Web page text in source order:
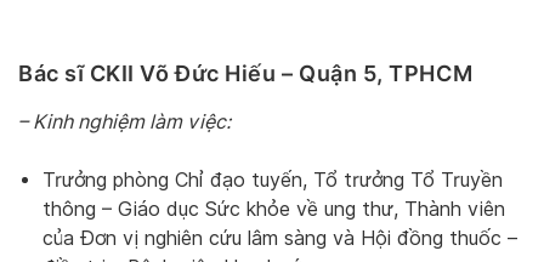
Bác sĩ CKII Võ Đức Hiếu – Quận 5, TPHCM
– Kinh nghiệm làm việc:
Trưởng phòng Chỉ đạo tuyến, Tổ trưởng Tổ Truyền
thông – Giáo dục Sức khỏe về ung thư, Thành viên
của Đơn vị nghiên cứu lâm sàng và Hội đồng thuốc –